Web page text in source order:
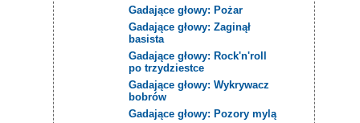
Gadające głowy: Pożar
Gadające głowy: Zaginął
basista
Gadające głowy: Rock'n'roll
po trzydziestce
Gadające głowy: Wykrywacz
bobrów
Gadające głowy: Pozory mylą